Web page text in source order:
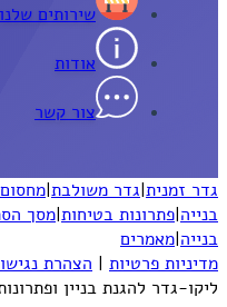
שירותים שלנו
אודות
צור קשר
גדר זמנית|גדר משולבת|
בנייה|פתרונות בטיחות|מסך
בנייה|מאמרים
מדיניות פרטיות | הצהרת
ליקו-גדר להגנת בניין